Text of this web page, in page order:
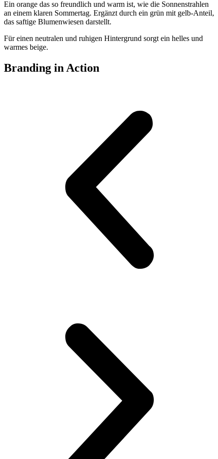
Ein orange das so freundlich und warm ist, wie die Sonnenstrahlen
an einem klaren Sommertag. Ergänzt durch ein grün mit gelb-Anteil,
das saftige Blumenwiesen darstellt.
Für einen neutralen und ruhigen Hintergrund sorgt ein helles und
warmes beige.
Branding in Action